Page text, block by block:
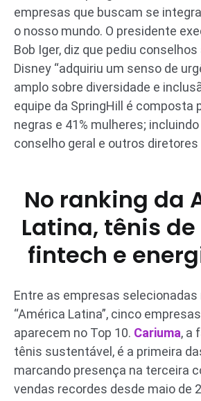
empresas que buscam se
o nosso mundo. O presidente
Bob Iger, diz que pediu conselhos
Disney “adquiriu um senso de
amplo sobre diversidade e
equipe da SpringHill é composta
negras e 41% mulheres; incluindo
conselho geral e outros
No ranking da
Latina, tênis
fintech e
Entre as empresas selecionadas
“América Latina”, cinco
aparecem no Top 10. Cariuma, a
tênis sustentável, é a primeira
marcando presença na terceira
vendas recordes desde maio de